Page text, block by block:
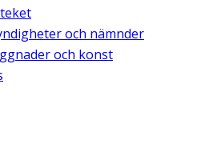
och nämnder
och konst